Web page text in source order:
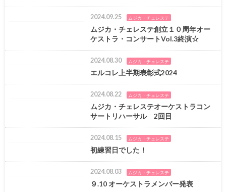
2024.09.25 ムジカ・チェレステ
ムジカ・チェレステ創立１０周年オー
ケストラ・コンサートVol.3終演☆
2024.08.30 ムジカ・チェレステ
エルコレ上半期表彰式2024
2024.08.22 ムジカ・チェレステ
ムジカ・チェレステオーケストラコン
サートリハーサル 2回目
2024.08.15 ムジカ・チェレステ
初練習日でした！
2024.08.03 ムジカ・チェレステ
９.10 オーケストラメンバー発表